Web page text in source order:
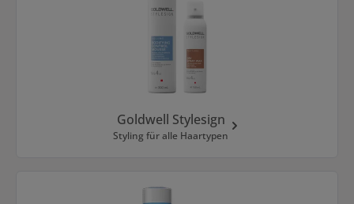
Goldwell Stylesign
Styling für alle Haartypen